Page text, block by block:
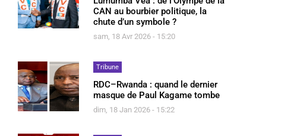
CAN au bourbier politique, la
chute d’un symbole ?
sam, 18 Avr 2026 - 15:20
Tribune
RDC–Rwanda : quand le dernier
masque de Paul Kagame tombe
dim, 18 Jan 2026 - 15:22